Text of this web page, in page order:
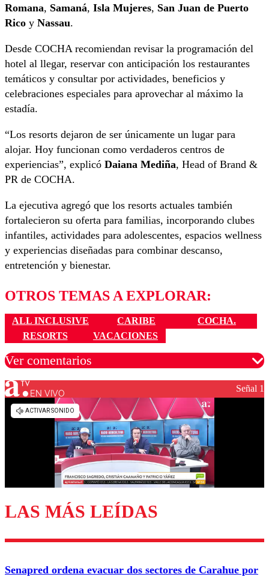
Romana, Samaná, Isla Mujeres, San Juan de Puerto
Rico y Nassau.
Desde COCHA recomiendan revisar la programación del
hotel al llegar, reservar con anticipación los restaurantes
temáticos y consultar por actividades, beneficios y
celebraciones especiales para aprovechar al máximo la
estadía.
“Los resorts dejaron de ser únicamente un lugar para
alojar. Hoy funcionan como verdaderos centros de
experiencias”, explicó Daiana Mediña, Head of Brand &
PR de COCHA.
La ejecutiva agregó que los resorts actuales también
fortalecieron su oferta para familias, incorporando clubes
infantiles, actividades para adolescentes, espacios wellness
y experiencias diseñadas para combinar descanso,
entretención y bienestar.
OTROS TEMAS A EXPLORAR:
ALL INCLUSIVE CARIBE
COCHA.
RESORTS
VACACIONES
Ver comentarios
Los comentarios son moderados para garantizar un
diálogo respetuoso.
Enviar comentario
EN VIVO Señal 1
LAS MÁS LEÍDAS
Senapred ordena evacuar dos sectores de Carahue por